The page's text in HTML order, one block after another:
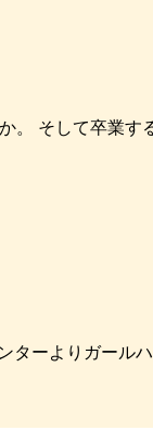
。 そして卒業
ターよりガー